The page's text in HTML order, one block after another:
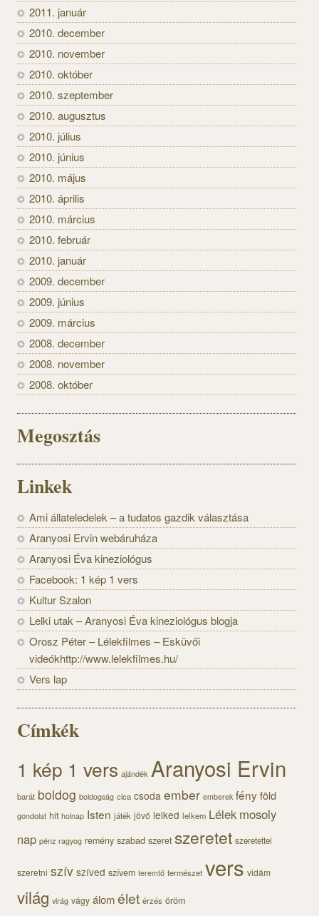
2011. január
2010. december
2010. november
2010. október
2010. szeptember
2010. augusztus
2010. július
2010. június
2010. május
2010. április
2010. március
2010. február
2010. január
2009. december
2009. június
2009. március
2008. december
2008. november
2008. október
Megosztás
Linkek
Ami állateledelek – a tudatos gazdik választása
Aranyosi Ervin webáruháza
Aranyosi Éva kineziológus
Facebook: 1 kép 1 vers
Kultur Szalon
Lelki utak – Aranyosi Éva kineziológus blogja
Orosz Péter – Lélekfilmes – Esküvői
videókhttp://www.lelekfilmes.hu/
Vers lap
Címkék
1 kép 1 vers ajándék Aranyosi Ervin
barát boldog boldogság cica csoda ember emberek fényföld
gondolat hit holnap Isten játék jövő lelked lelkem Lélek mosoly
nap pénz ragyog remény szabad szeret szeretet szeretettel
szeretni szív szíved szívem teremtő természet vers vidám
világ virág vágy álomélet érzés öröm